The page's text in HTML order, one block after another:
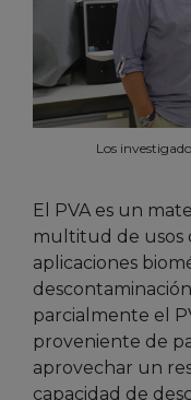
Los
El PVA es un
multitud de usos
aplicaciones
parcialmente el
proveniente de
aprovechar un
capacidad de